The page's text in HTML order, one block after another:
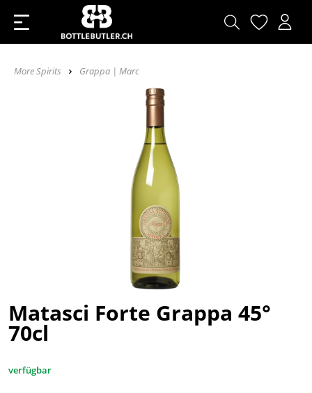
More Spirits Grappa | Marc
Matasci Forte Grappa 45°
70cl
verfügbar